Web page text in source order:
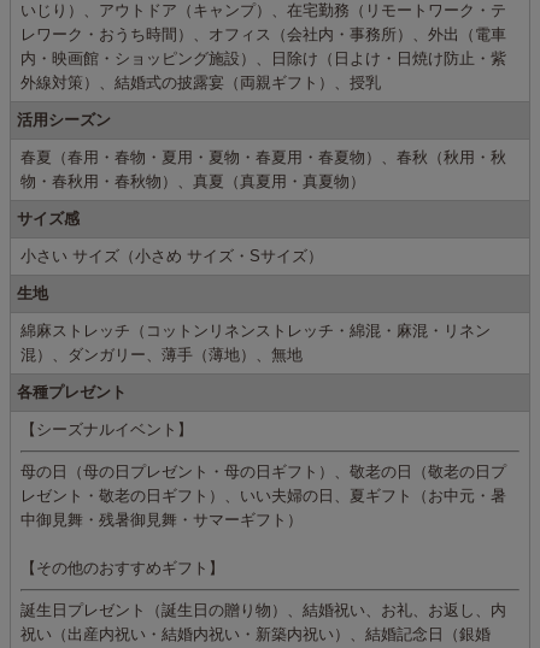
いじり）、アウトドア（キャンプ）、在宅勤務（リモートワーク・テ
レワーク・おうち時間）、オフィス（会社内・事務所）、外出（電車
内・映画館・ショッピング施設）、日除け（日よけ・日焼け防止・紫
外線対策）、結婚式の披露宴（両親ギフト）、授乳
活用シーズン
春夏（春用・春物・夏用・夏物・春夏用・春夏物）、春秋（秋用・秋
物・春秋用・春秋物）、真夏（真夏用・真夏物）
サイズ感
小さい サイズ（小さめ サイズ・Sサイズ）
生地
綿麻ストレッチ（コットンリネンストレッチ・綿混・麻混・リネン
混）、ダンガリー、薄手（薄地）、無地
各種プレゼント
【シーズナルイベント】
母の日（母の日プレゼント・母の日ギフト）、敬老の日（敬老の日プ
レゼント・敬老の日ギフト）、いい夫婦の日、夏ギフト（お中元・暑
中御見舞・残暑御見舞・サマーギフト）
【その他のおすすめギフト】
誕生日プレゼント（誕生日の贈り物）、結婚祝い、お礼、お返し、内
祝い（出産内祝い・結婚内祝い・新築内祝い）、結婚記念日（銀婚